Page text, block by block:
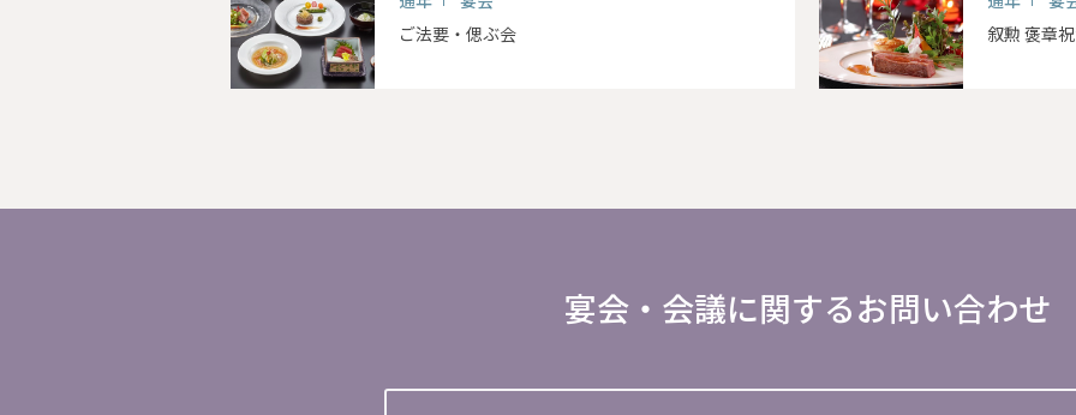
ご法要・偲ぶ会
叙勲 褒章
宴会・会議に関するお問い合わせ